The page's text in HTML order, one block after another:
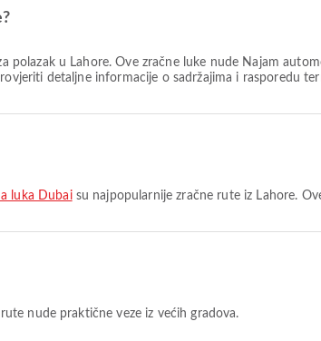
polazak u Lahore. Ove zračne luke nude Najam
detaljne informacije o sadržajima i rasporedu
luka Dubaisu najpopularnije zračne rute iz Lahore.
nude praktične veze iz većih gradova.